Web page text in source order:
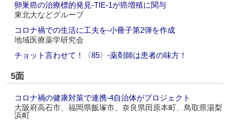
卵巣癌の治療標的発見‐TIE-1が癌増殖に関与
東北大などグループ
コロナ禍での生活に工夫を‐小冊子第2弾を作成
地域医療薬学研究会
チョット言わせて！〈85〉‐薬剤師は患者の味方！
5面
コロナ禍の健康対策で連携‐4自治体がプロジェクト
大阪府高石市、福岡県飯塚市、奈良県田原本町、鳥取県湯梨
浜町